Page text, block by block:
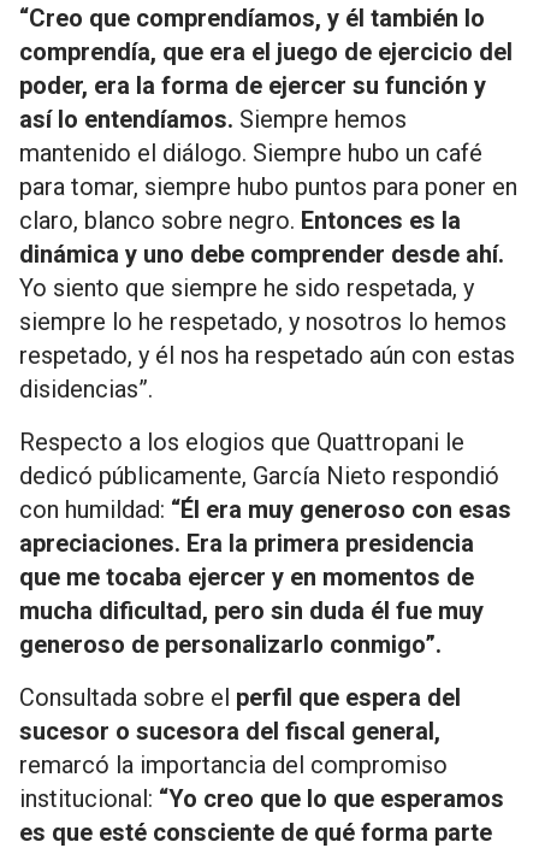
“Creo que comprendíamos, y él también lo
comprendía, que era el juego de ejercicio del
poder, era la forma de ejercer su función y
así lo entendíamos. Siempre hemos
mantenido el diálogo. Siempre hubo un café
para tomar, siempre hubo puntos para poner en
claro, blanco sobre negro. Entonces es la
dinámica y uno debe comprender desde ahí.
Yo siento que siempre he sido respetada, y
siempre lo he respetado, y nosotros lo hemos
respetado, y él nos ha respetado aún con estas
disidencias”.
Respecto a los elogios que Quattropani le
dedicó públicamente, García Nieto respondió
con humildad: “Él era muy generoso con esas
apreciaciones. Era la primera presidencia
que me tocaba ejercer y en momentos de
mucha dificultad, pero sin duda él fue muy
generoso de personalizarlo conmigo”.
Consultada sobre el perfil que espera del
sucesor o sucesora del fiscal general,
remarcó la importancia del compromiso
institucional: “Yo creo que lo que esperamos
es que esté consciente de qué forma parte